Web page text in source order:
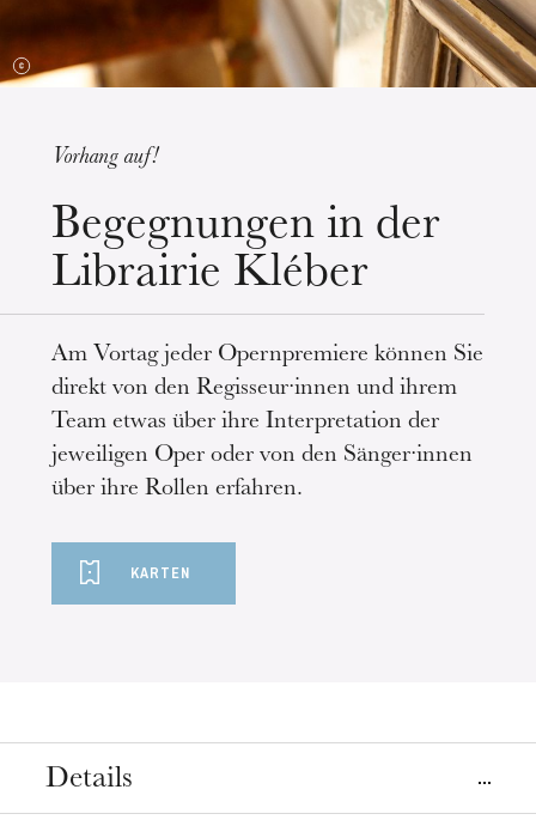
Mittwoch 19 Aug. 2026
Vorhang auf!
Begegnungen in der
Librairie Kléber
Am Vortag jeder Opernpremiere können Sie
direkt von den Regisseur·innen und ihrem
Team etwas über ihre Interpretation der
jeweiligen Oper oder von den Sänger·innen
über ihre Rollen erfahren.
KARTEN
Details